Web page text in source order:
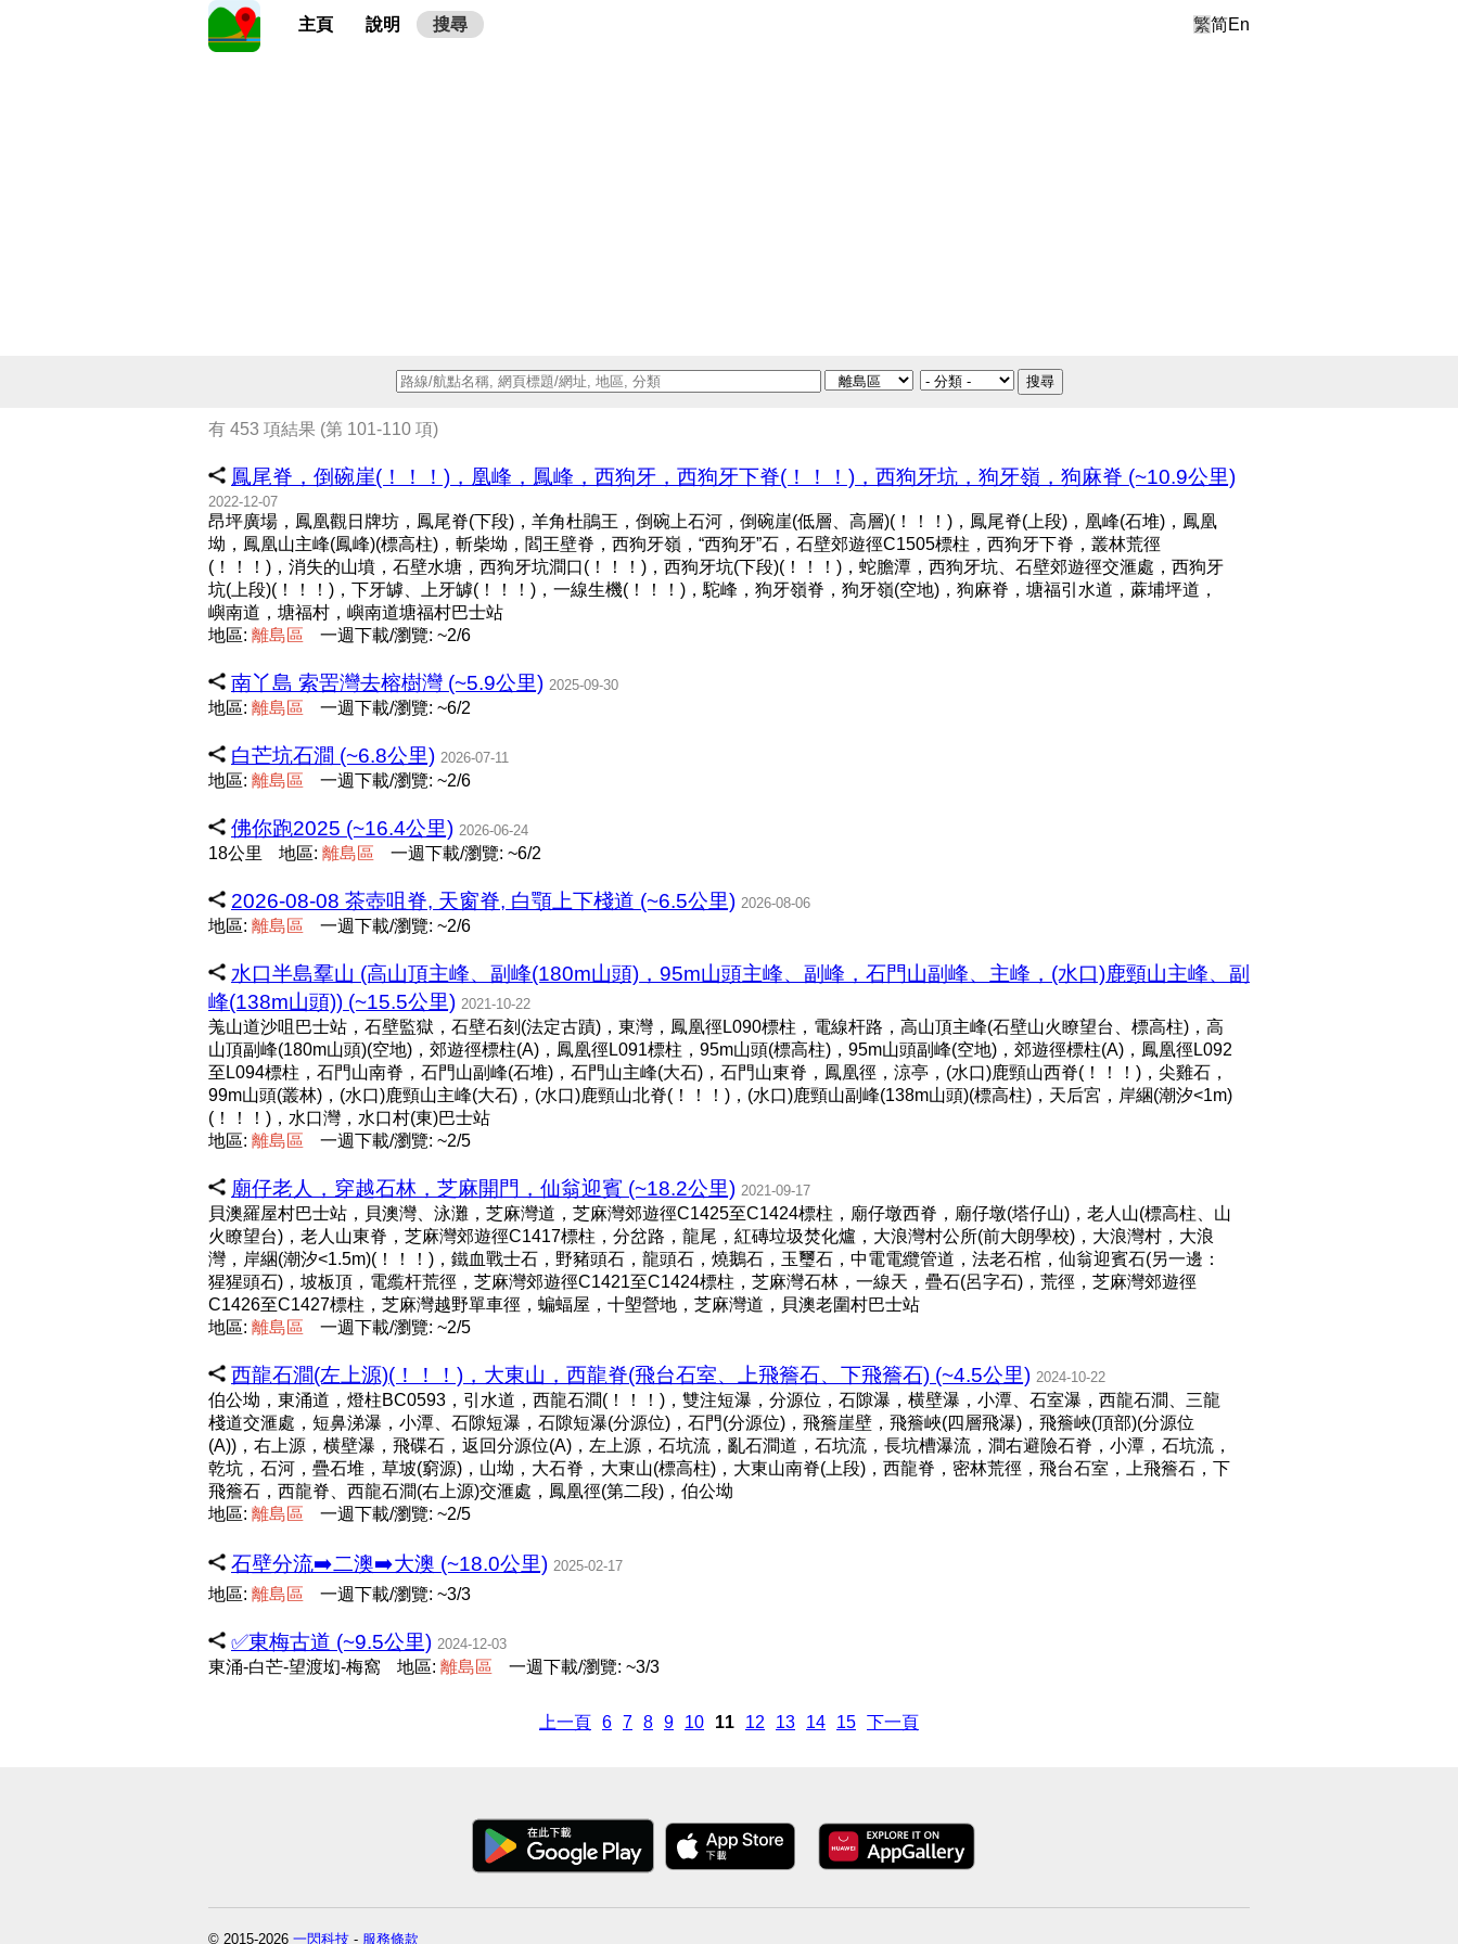
主頁 說明 搜尋 繁简En
搜尋
有 453 項結果 (第 101-110 項)
鳳尾脊，倒碗崖(！！！)，凰峰，鳳峰，西狗牙，西狗牙下脊(！！！)，西狗牙坑，狗牙嶺，狗麻脊 (~10.9公里)
2022-12-07
昂坪廣場，鳳凰觀日牌坊，鳳尾脊(下段)，羊角杜鵑王，倒碗上石河，倒碗崖(低層、高層)(！！！)，鳳尾脊(上段)，凰峰(石堆)，鳳凰
坳，鳳凰山主峰(鳳峰)(標高柱)，斬柴坳，閻王壁脊，西狗牙嶺，“西狗牙”石，石壁郊遊徑C1505標柱，西狗牙下脊，叢林荒徑
(！！！)，消失的山墳，石壁水塘，西狗牙坑澗口(！！！)，西狗牙坑(下段)(！！！)，蛇膽潭，西狗牙坑、石壁郊遊徑交滙處，西狗牙
坑(上段)(！！！)，下牙罅、上牙罅(！！！)，一線生機(！！！)，駝峰，狗牙嶺脊，狗牙嶺(空地)，狗麻脊，塘福引水道，蔴埔坪道，
嶼南道，塘福村，嶼南道塘福村巴士站
地區: 離島區 一週下載/瀏覽: ~2/6
南丫島 索罟灣去榕樹灣 (~5.9公里) 2025-09-30
地區: 離島區 一週下載/瀏覽: ~6/2
白芒坑石澗 (~6.8公里) 2026-07-11
地區: 離島區 一週下載/瀏覽: ~2/6
佛你跑2025 (~16.4公里) 2026-06-24
18公里 地區: 離島區 一週下載/瀏覽: ~6/2
2026-08-08 茶壺咀脊, 天窗脊, 白顎上下棧道 (~6.5公里) 2026-08-06
地區: 離島區 一週下載/瀏覽: ~2/6
水口半島羣山 (高山頂主峰、副峰(180m山頭)，95m山頭主峰、副峰，石門山副峰、主峰，(水口)鹿頸山主峰、副
峰(138m山頭)) (~15.5公里) 2021-10-22
羗山道沙咀巴士站，石壁監獄，石壁石刻(法定古蹟)，東灣，鳳凰徑L090標柱，電線杆路，高山頂主峰(石壁山火瞭望台、標高柱)，高
山頂副峰(180m山頭)(空地)，郊遊徑標柱(A)，鳳凰徑L091標柱，95m山頭(標高柱)，95m山頭副峰(空地)，郊遊徑標柱(A)，鳳凰徑L092
至L094標柱，石門山南脊，石門山副峰(石堆)，石門山主峰(大石)，石門山東脊，鳳凰徑，涼亭，(水口)鹿頸山西脊(！！！)，尖雞石，
99m山頭(叢林)，(水口)鹿頸山主峰(大石)，(水口)鹿頸山北脊(！！！)，(水口)鹿頸山副峰(138m山頭)(標高柱)，天后宮，岸綑(潮汐<1m)
(！！！)，水口灣，水口村(東)巴士站
地區: 離島區 一週下載/瀏覽: ~2/5
廟仔老人，穿越石林，芝麻開門，仙翁迎賓 (~18.2公里) 2021-09-17
貝澳羅屋村巴士站，貝澳灣、泳灘，芝麻灣道，芝麻灣郊遊徑C1425至C1424標柱，廟仔墩西脊，廟仔墩(塔仔山)，老人山(標高柱、山
火瞭望台)，老人山東脊，芝麻灣郊遊徑C1417標柱，分岔路，龍尾，紅磚垃圾焚化爐，大浪灣村公所(前大朗學校)，大浪灣村，大浪
灣，岸綑(潮汐<1.5m)(！！！)，鐵血戰士石，野豬頭石，龍頭石，燒鵝石，玉璽石，中電電纜管道，法老石棺，仙翁迎賓石(另一邊：
猩猩頭石)，坡板頂，電䌫杆荒徑，芝麻灣郊遊徑C1421至C1424標柱，芝麻灣石林，一線天，疊石(呂字石)，荒徑，芝麻灣郊遊徑
C1426至C1427標柱，芝麻灣越野單車徑，蝙蝠屋，十塱營地，芝麻灣道，貝澳老圍村巴士站
地區: 離島區 一週下載/瀏覽: ~2/5
西龍石澗(左上源)(！！！)，大東山，西龍脊(飛台石室、上飛簷石、下飛簷石) (~4.5公里) 2024-10-22
伯公坳，東涌道，燈柱BC0593，引水道，西龍石澗(！！！)，雙注短瀑，分源位，石隙瀑，横壁瀑，小潭、石室瀑，西龍石澗、三龍
棧道交滙處，短鼻涕瀑，小潭、石隙短瀑，石隙短瀑(分源位)，石門(分源位)，飛簷崖壁，飛簷峽(四層飛瀑)，飛簷峽(頂部)(分源位
(A))，右上源，横壁瀑，飛碟石，返回分源位(A)，左上源，石坑流，亂石澗道，石坑流，長坑槽瀑流，澗右避險石脊，小潭，石坑流，
乾坑，石河，疊石堆，草坡(窮源)，山坳，大石脊，大東山(標高柱)，大東山南脊(上段)，西龍脊，密林荒徑，飛台石室，上飛簷石，下
飛簷石，西龍脊、西龍石澗(右上源)交滙處，鳳凰徑(第二段)，伯公坳
地區: 離島區 一週下載/瀏覽: ~2/5
石壁分流➡️二澳➡️大澳 (~18.0公里) 2025-02-17
地區: 離島區 一週下載/瀏覽: ~3/3
✅東梅古道 (~9.5公里) 2024-12-03
東涌-白芒-望渡㘭-梅窩 地區: 離島區 一週下載/瀏覽: ~3/3
上一頁 6 7 8 9 10 11 12 13 14 15 下一頁
© 2015-2026 一閃科技 - 服務條款